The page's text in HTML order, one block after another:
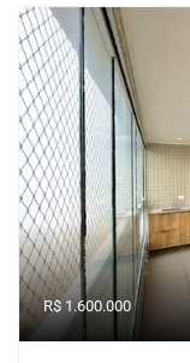
R$ 1.600.000